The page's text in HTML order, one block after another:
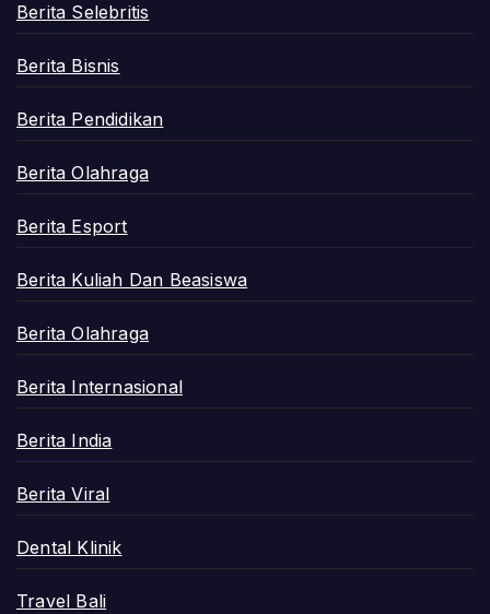
Berita Selebritis
Berita Bisnis
Berita Pendidikan
Berita Olahraga
Berita Esport
Berita Kuliah Dan Beasiswa
Berita Olahraga
Berita Internasional
Berita India
Berita Viral
Dental Klinik
Travel Bali